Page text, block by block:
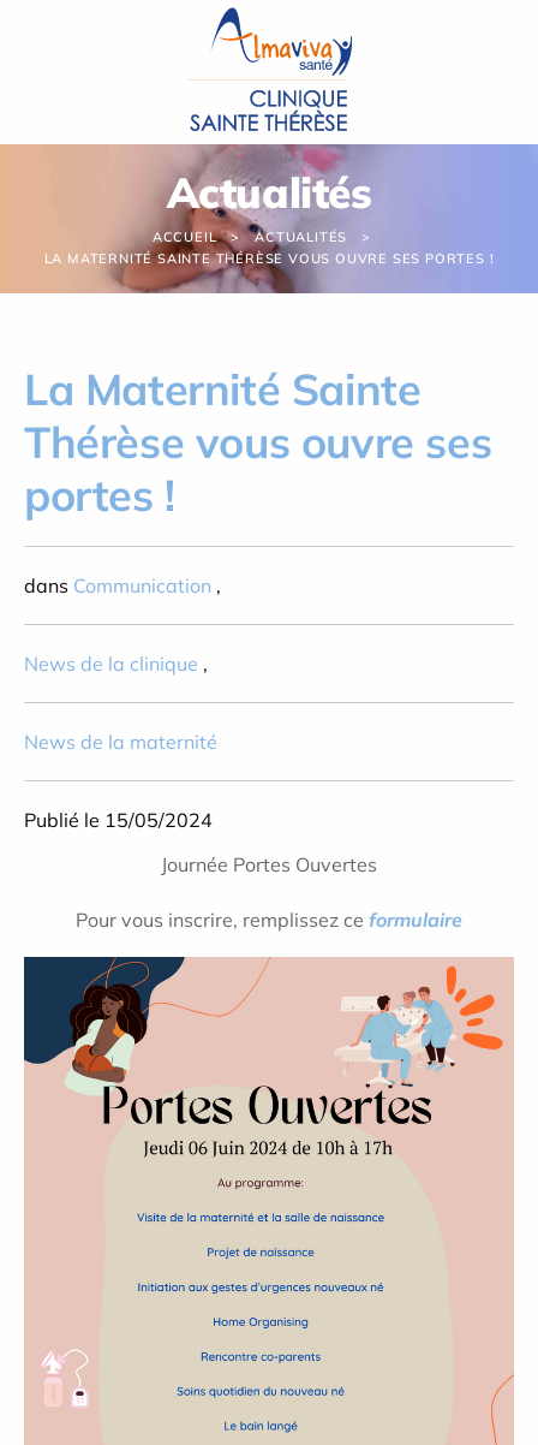
Actualités
ACCUEIL
ACTUALITÉS
LA MATERNITÉ SAINTE THÉRÈSE VOUS OUVRE SES PORTES !
La Maternité Sainte
Thérèse vous ouvre ses
portes !
dans Communication ,
News de la clinique ,
News de la maternité
Publié le 15/05/2024
Journée Portes Ouvertes
Pour vous inscrire, remplissez ce formulaire
Panneau de gestion des cookies